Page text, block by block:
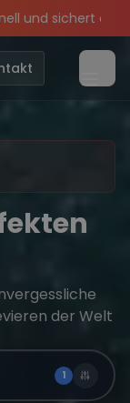
Plätze.
sailwithus-
ersten Törn!
des
der Welt
1